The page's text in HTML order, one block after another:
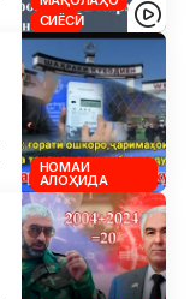
СИЁСӢ
НОМАИ
АЛОҲИДА